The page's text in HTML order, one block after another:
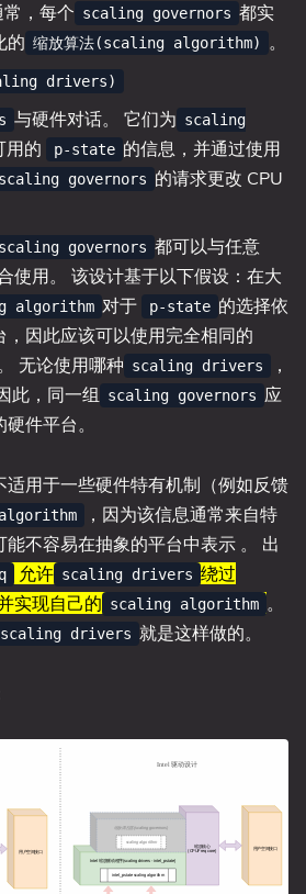
，每个 scaling governors 都实
的 缩放算法(scaling algorithm) 。
drivers)
与硬件对话。 它们为 scaling
用的 p-state 的信息，并通过使用
scaling governors 的请求更改 CPU
scaling governors 都可以与任意
使用。 该设计基于以下假设：在大
algorithm 对于 p-state 的选择依
因此应该可以使用完全相同的
无论使用哪种 scaling drivers
，
此，同一组
scaling governors 应
件平台。
适用于一些硬件特有机制（例如反馈
，因为该信息通常来自特
不容易在抽象的平台中表示 。 出
允许 scaling drivers 绕过
实现自己的 scaling algorithm 。
scaling drivers 就是这样做的。